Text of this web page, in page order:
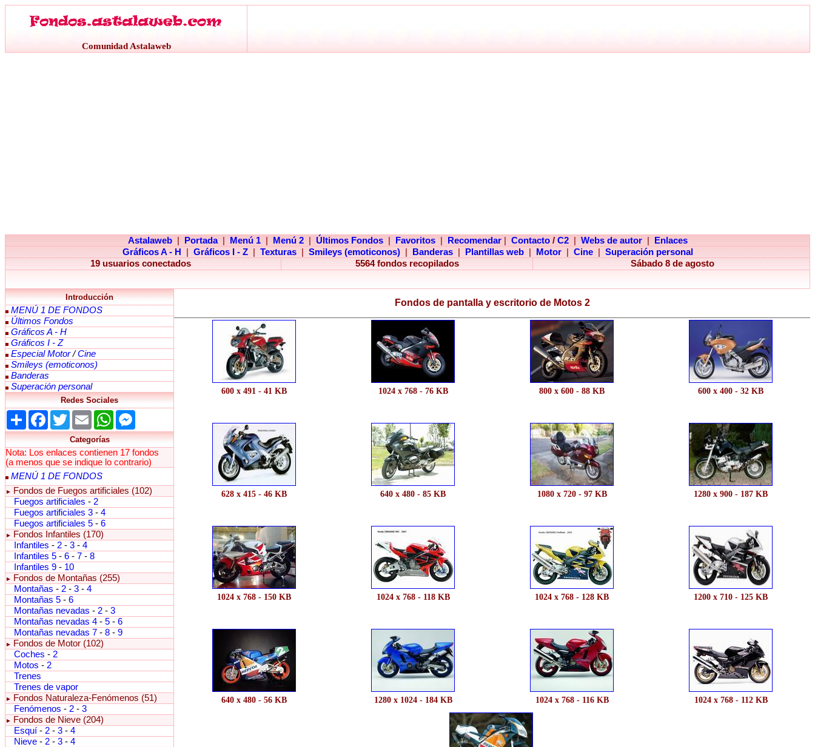
Comunidad Astalaweb
Astalaweb Portada Menú 1 Menú 2 Últimos Fondos Favoritos Recomendar Contacto/ C2 Webs de autor
Enlaces
Gráficos A - H
Gráficos I - Z Texturas Smileys (emoticonos) Banderas Plantillas web Motor| Cine
Superación personal
19 usuarios conectados
5564 fondos recopilados Sábado 8 de agosto
Introducción
MENÚ 1 DE FONDOS
Últimos Fondos
Gráficos A - H
Gráficos I - Z
Especial Motor/Cine
Smileys (emoticonos)
Banderas
Superación personal
Redes Sociales
Share Facebook
TwitterEmail WhatsApp
Categorías
Nota: Los enlaces contienen 17 fondos
(a menos que se indique lo contrario)
MENÚ 1 DE FONDOS
►
Fondos de Fuegos artificiales (102)
Fuegos artificiales - 2
Fuegos artificiales 3 - 4
Fuegos artificiales 5 - 6
►
Fondos Infantiles (170)
Infantiles - 2 - 3 - 4
Infantiles 5 - 6 - 7 - 8
Infantiles 9 - 10
►
Fondos de Montañas (255)
Montañas - 2 - 3 - 4
Montañas 5 - 6
Montañas nevadas - 2 - 3
Montañas nevadas 4 - 5 - 6
Montañas nevadas 7 - 8 - 9
►
Fondos de Motor (102)
Coches - 2
Motos - 2
Trenes
Trenes de vapor
►
Fondos Naturaleza-Fenómenos (51)
Fenómenos - 2 - 3
►
Fondos de Nieve (204)
Esquí - 2 - 3 - 4
Nieve - 2 - 3 - 4
Fondos de pantalla y escritorio de Motos 2
600 x 491 - 41 KB 1024 x 768 - 76 KB 800 x 600 - 88 KB 600 x 400 - 32 KB
628 x 415 - 46 KB 640 x 480 - 85 KB 1080 x 720 - 97 KB 1280 x 900 - 187 KB
1024 x 768 - 150 KB 1024 x 768 - 118 KB 1024 x 768 - 128 KB 1200 x 710 - 125 KB
640 x 480 - 56 KB 1280 x 1024 - 184 KB 1024 x 768 - 116 KB 1024 x 768 - 112 KB